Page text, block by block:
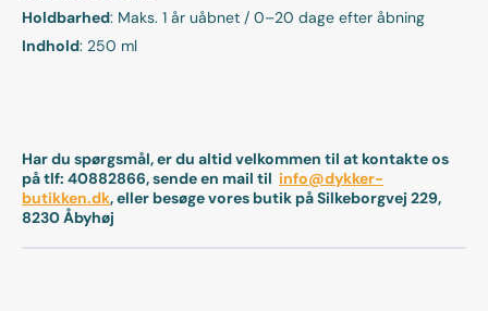
Holdbarhed: Maks. 1 år uåbnet / 0–20 dage efter åbning
Indhold: 250 ml
Har du spørgsmål, er du altid velkommen til at kontakte os
på tlf: 40882866, sende en mail til info@dykker-
butikken.dk, eller besøge vores butik på Silkeborgvej 229,
8230 Åbyhøj